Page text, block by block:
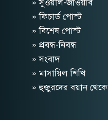
» সুওয়াল-জাওয়াব
» ফিচার্ড পোস্ট
» বিশেষ পোস্ট
» প্রবন্ধ-নিবন্ধ
» সংবাদ
» মাসায়িল শিখি
» হুজুরদের বয়ান থেকে